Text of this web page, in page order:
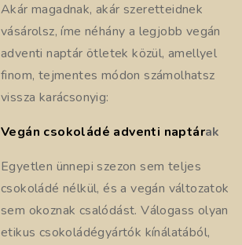
Akár magadnak, akár szeretteidnek
vásárolsz, íme néhány a legjobb vegán
adventi naptár ötletek közül, amellyel
finom, tejmentes módon számolhatsz
vissza karácsonyig:
Vegán csokoládé adventi naptárak
Egyetlen ünnepi szezon sem teljes
csokoládé nélkül, és a vegán változatok
sem okoznak csalódást. Válogass olyan
etikus csokoládégyártók kínálatából,